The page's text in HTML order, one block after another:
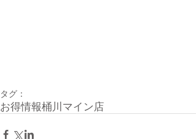
タグ：
お得情報桶川マイン店